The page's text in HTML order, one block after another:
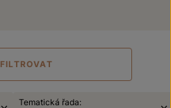
FILTROVAT
Tematická řada: